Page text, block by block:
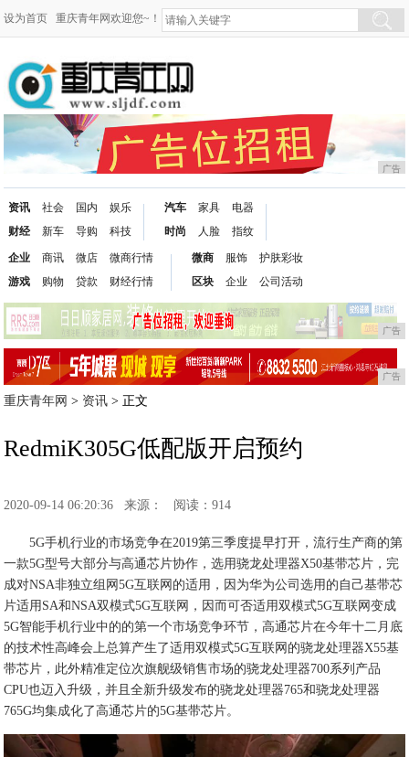
设为首页 重庆青年网欢迎您~！
广告
资讯
财经
社会
新车
国内
导购
娱乐
科技
汽车
时尚
家具
人脸
电器
指纹
企业
游戏
商讯
购物
微店
贷款
微商行情
财经行情
微商
区块
服饰
企业
护肤彩妆
公司活动
广告
广告
重庆青年网 > 资讯 > 正文
RedmiK305G低配版开启预约
2020-09-14 06:20:36 来源： 阅读：914
5G手机行业的市场竞争在2019第三季度提早打开，流行生产商的第
一款5G型号大部分与高通芯片协作，选用骁龙处理器X50基带芯片，完
成对NSA非独立组网5G互联网的适用，因为华为公司选用的自己基带芯
片适用SA和NSA双模式5G互联网，因而可否适用双模式5G互联网变成
5G智能手机行业中的的第一个市场竞争环节，高通芯片在今年十二月底
的技术性高峰会上总算产生了适用双模式5G互联网的骁龙处理器X55基
带芯片，此外精准定位次旗舰级销售市场的骁龙处理器700系列产品
CPU也迈入升级，并且全新升级发布的骁龙处理器765和骁龙处理器
765G均集成化了高通芯片的5G基带芯片。